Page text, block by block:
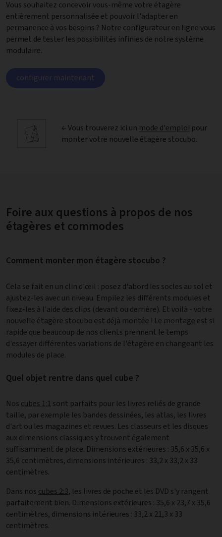
Vous souhaitez concevoir vous-même votre étagère
entièrement personnalisée et pouvoir l'adapter en
permanence à vos besoins ? Notre configurateur en ligne vous
permet de tester les possibilités infinies de notre système
modulaire.
configurer maintenant
← Vous trouverez ici un mode d'emploi pour
monter votre nouvelle étagère stocubo.
Foire aux questions à propos de nos
étagères et commodes
Comment monter mon étagère stocubo ?
Cela se fait en un clin d'œil : posez d'abord les socles au sol et
ajustez-les avec un niveau. Empilez les différents modules et
fixez-les à l'aide des clips (devant ou derrière). Et voilà - votre
nouvelle étagère stocubo est déjà montée ! Le montageest si
rapide que beaucoup de nos clients prennent le temps
d'essayer différentes variations de l'étagère en changeant les
modules de place.
Quel objet rentre dans quel cube ?
Nos cubes 1:1 sont parfaits pour les livres reliés de grande
taille, par exemple les bandes dessinées, les atlas, les livres
d'art ou les magazines et revues. Les classeurs et les disques
aux dimensions classiques y trouvent également
suffisamment de place. Dimensions extérieures : 35,6 x 35,6 x
35,6 centimètres, dimensions intérieures : 33,2 x 33,2 x 33
centimètres.
Dans nos cubes 2:3, les livres de poche et les DVD s'y rangent
parfaitement bien. Dimensions extérieures : 35,6 x 23,7 x 35,6
centimètres, dimensions intérieures : 33,2 x 21,3 x 33
centimètres.